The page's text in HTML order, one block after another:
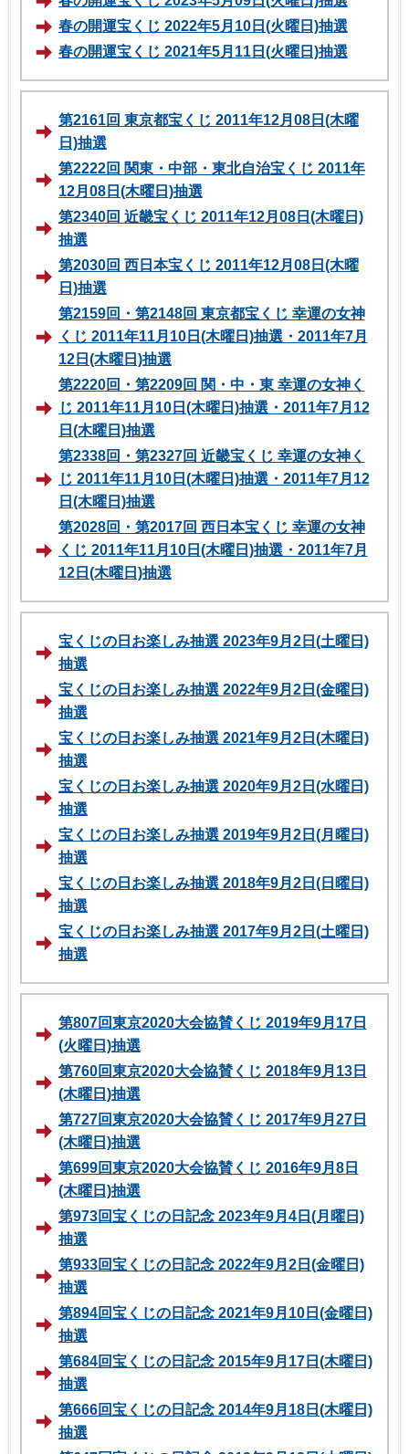
春の開運宝くじ 2022年5月10日(火曜日)抽選
春の開運宝くじ 2021年5月11日(火曜日)抽選
第2161回 東京都宝くじ 2011年12月08日(木曜
日)抽選
第2222回 関東・中部・東北自治宝くじ 2011年
12月08日(木曜日)抽選
第2340回 近畿宝くじ 2011年12月08日(木曜日)
抽選
第2030回 西日本宝くじ 2011年12月08日(木曜
日)抽選
第2159回・第2148回 東京都宝くじ 幸運の女神
くじ 2011年11月10日(木曜日)抽選・2011年7月
12日(木曜日)抽選
第2220回・第2209回 関・中・東 幸運の女神く
じ 2011年11月10日(木曜日)抽選・2011年7月12
日(木曜日)抽選
第2338回・第2327回 近畿宝くじ 幸運の女神く
じ 2011年11月10日(木曜日)抽選・2011年7月12
日(木曜日)抽選
第2028回・第2017回 西日本宝くじ 幸運の女神
くじ 2011年11月10日(木曜日)抽選・2011年7月
12日(木曜日)抽選
宝くじの日お楽しみ抽選 2023年9月2日(土曜日)
抽選
宝くじの日お楽しみ抽選 2022年9月2日(金曜日)
抽選
宝くじの日お楽しみ抽選 2021年9月2日(木曜日)
抽選
宝くじの日お楽しみ抽選 2020年9月2日(水曜日)
抽選
宝くじの日お楽しみ抽選 2019年9月2日(月曜日)
抽選
宝くじの日お楽しみ抽選 2018年9月2日(日曜日)
抽選
宝くじの日お楽しみ抽選 2017年9月2日(土曜日)
抽選
第807回東京2020大会協賛くじ 2019年9月17日
(火曜日)抽選
第760回東京2020大会協賛くじ 2018年9月13日
(木曜日)抽選
第727回東京2020大会協賛くじ 2017年9月27日
(木曜日)抽選
第699回東京2020大会協賛くじ 2016年9月8日
(木曜日)抽選
第973回宝くじの日記念 2023年9月4日(月曜日)
抽選
第933回宝くじの日記念 2022年9月2日(金曜日)
抽選
第894回宝くじの日記念 2021年9月10日(金曜日)
抽選
第684回宝くじの日記念 2015年9月17日(木曜日)
抽選
第666回宝くじの日記念 2014年9月18日(木曜日)
抽選